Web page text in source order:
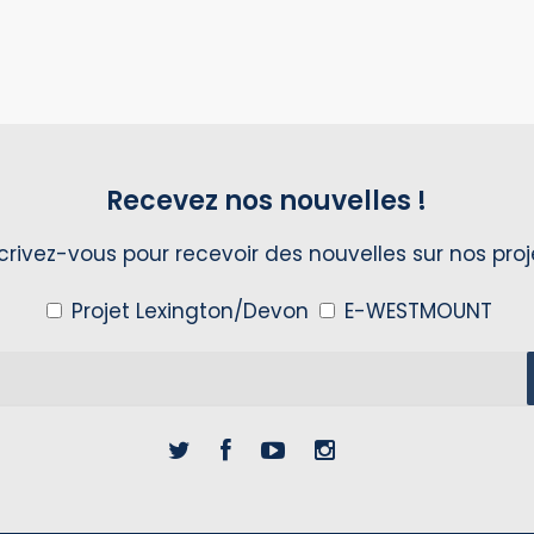
Recevez nos nouvelles !
vous pour recevoir des nouvelles sur nos
Projet Lexington/Devon
E-WESTMOUNT